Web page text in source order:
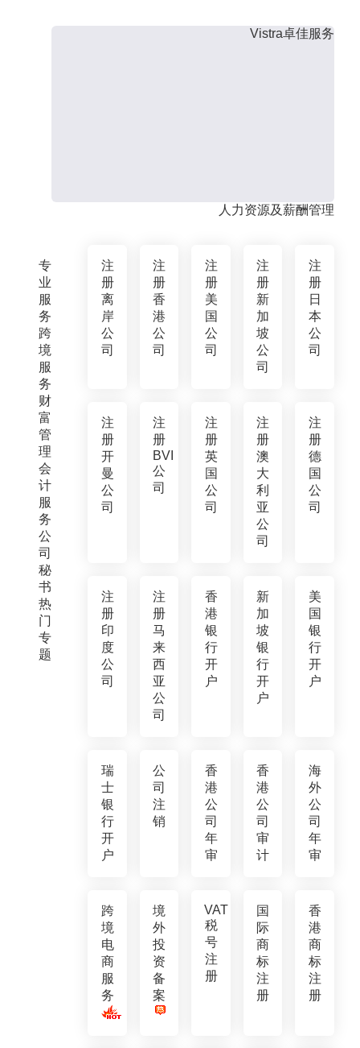
专
业
服
务
跨
境
服
务
财
富
管
理
会
计
服
务
公
司
秘
书
热
门
专
题
Vistra卓佳服务
人力资源及薪酬管理
注
册
离
岸
公
司
注
册
香
港
公
司
注
册
美
国
公
司
注
册
新
加
坡
公
司
注
册
日
本
公
司
注
册
开
曼
公
司
注
册
BVI
公
司
注
册
英
国
公
司
注
册
澳
大
利
亚
公
司
注
册
德
国
公
司
注
册
印
度
公
司
注
册
马
来
西
亚
公
司
香
港
银
行
开
户
新
加
坡
银
行
开
户
美
国
银
行
开
户
瑞
士
银
行
开
户
公
司
注
销
香
港
公
司
年
审
香
港
公
司
审
计
海
外
公
司
年
审
跨
境
电
商
服
务
境
外
投
资
备
案
VAT
税
号
注
册
国
际
商
标
注
册
香
港
商
标
注
册